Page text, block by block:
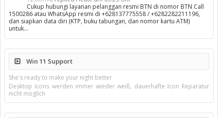
Cukup hubungi layanan pelanggan resmi BTN di nomor BTN Call
1500286 atau WhatsApp resmi di +628137775558 / +6282282211196,
dan siapkan data diri (KTP, buku tabungan, dan nomor kartu ATM)
untuk…
Win 11 Support
She's ready to make your night better
Desktop Icons werden immer wieder weiß, dauerhafte Icon Reparatur
nicht möglich